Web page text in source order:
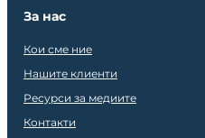
За нас
Кои сме ние
Нашите клиенти
Ресурси за медиите
Контакти